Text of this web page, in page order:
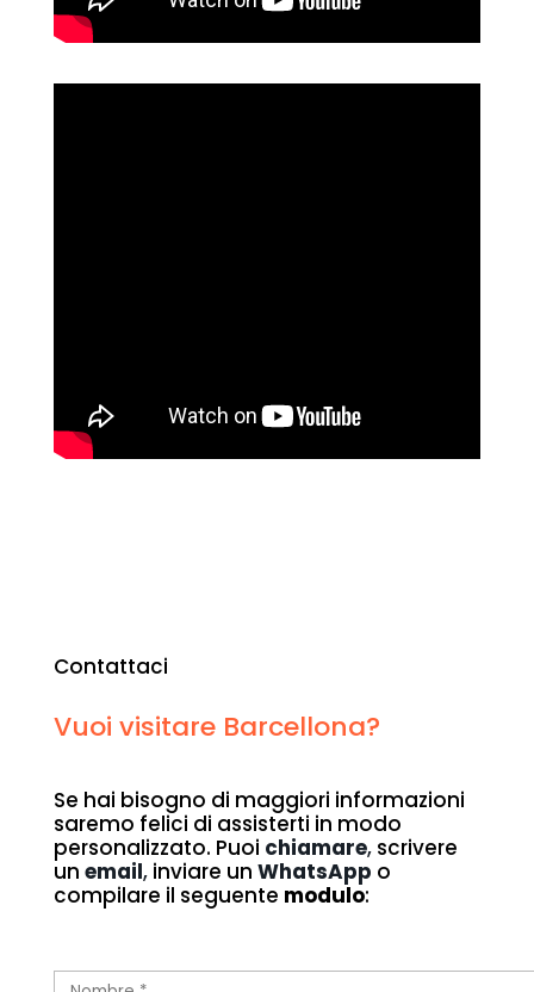
Contattaci
Vuoi visitare Barcellona?
Se hai bisogno di maggiori informazioni
saremo felici di assisterti in modo
personalizzato. Puoi chiamare,scrivere
un email,inviare un WhatsApp o
compilare il seguente modulo: